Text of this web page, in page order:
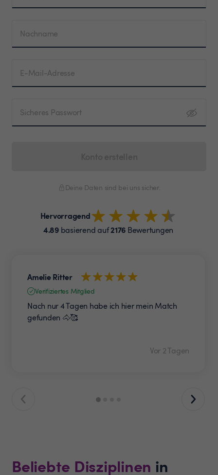
Nachname
E-Mail-Adresse
Sicheres Passwort
Deine Daten sind bei uns sicher.
Hervorragend
4.89basierend auf2176 Bewertungen
Amelie Ritter
Verifiziertes Mitglied
Nach nur 4 Tagen habe ich hier mein Match
gefunden 🐴🥰
Vor 2 Tagen
Beliebte Disziplinen in